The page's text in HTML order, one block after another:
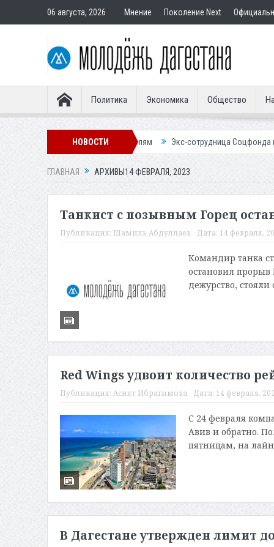
06 августа, 2026 Мнение Поколение Next
Политика Экономика Общество
НОВОСТИ
покупателям Экс-сотрудница Соцфонда получила срок
ГЛАВНАЯ АРХИВЫ14 ФЕВРАЛЯ, 2023
Танкист с позывным Горец
Публикация: Шамиль Абдуллаев Дата: 14 февраля,
Командир танка
остановил
дежурство,
Red Wings удвоит количество
Публикация: Асият Ибрагимова Дата: 14 февраля,
С 24 февраля
Авив и обратно.
пятницам, на
В Дагестане утвержден лимит